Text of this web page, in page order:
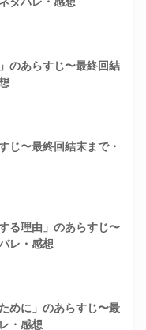
のあらすじ〜最終回結
じ〜最終回結末まで・
る理由」のあらすじ〜
レ・感想
めに」のあらすじ〜最
・感想